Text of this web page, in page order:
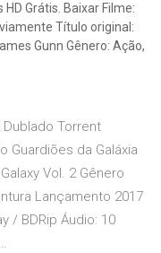
Grátis. Baixar Filme:
Título original:
Gunn Gênero: Ação,
Dublado Torrent
Guardiões da Galáxia
Vol. 2 Gênero
Lançamento 2017
/ BDRip Áudio: 10